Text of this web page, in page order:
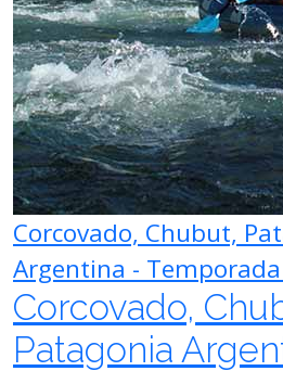
Corcovado, Chubut,
Argentina -
Corcovado,
Patagonia